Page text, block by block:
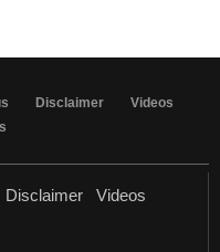
Disclaimer
Videos
Disclaimer
Videos